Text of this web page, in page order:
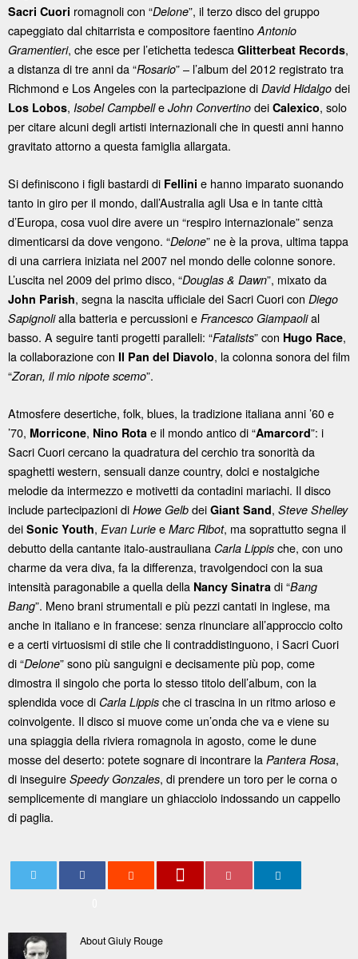
Sacri Cuori romagnoli con “Delone”, il terzo disco del gruppo
capeggiato dal chitarrista e compositore faentino Antonio
Gramentieri, che esce per l’etichetta tedesca Glitterbeat Records,
a distanza di tre anni da “Rosario” – l’album del 2012 registrato tra
Richmond e Los Angeles con la partecipazione di David Hidalgo dei
Los Lobos, Isobel Campbelle John Convertino dei Calexico, solo
per citare alcuni degli artisti internazionali che in questi anni hanno
gravitato attorno a questa famiglia allargata.
Si definiscono i figli bastardi di Fellini e hanno imparato suonando
tanto in giro per il mondo, dall’Australia agli Usa e in tante città
d’Europa, cosa vuol dire avere un “respiro internazionale” senza
dimenticarsi da dove vengono. “Delone” ne è la prova, ultima tappa
di una carriera iniziata nel 2007 nel mondo delle colonne sonore.
L’uscita nel 2009 del primo disco, “Douglas & Dawn”, mixato da
John Parish, segna la nascita ufficiale dei Sacri Cuori con Diego
Sapignolialla batteria e percussioni e Francesco Giampaolial
basso. A seguire tanti progetti paralleli: “Fatalists” con Hugo Race,
la collaborazione con Il Pan del Diavolo, la colonna sonora del film
“Zoran, il mio nipote scemo”.
Atmosfere desertiche, folk, blues, la tradizione italiana anni ’60 e
’70, Morricone, Nino Rota e il mondo antico di “Amarcord”: i
Sacri Cuori cercano la quadratura del cerchio tra sonorità da
spaghetti western, sensuali danze country, dolci e nostalgiche
melodie da intermezzo e motivetti da contadini mariachi. Il disco
include partecipazioni di Howe Gelb dei Giant Sand, Steve Shelley
dei Sonic Youth, Evan Lurie e Marc Ribot, ma soprattutto segna il
debutto della cantante italo-austrauliana Carla Lippis che, con uno
charme da vera diva, fa la differenza, travolgendoci con la sua
intensità paragonabile a quella della Nancy Sinatra di “Bang
Bang”. Meno brani strumentali e più pezzi cantati in inglese, ma
anche in italiano e in francese: senza rinunciare all’approccio colto
e a certi virtuosismi di stile che li contraddistinguono, i Sacri Cuori
di “Delone” sono più sanguigni e decisamente più pop, come
dimostra il singolo che porta lo stesso titolo dell’album, con la
splendida voce di Carla Lippis che ci trascina in un ritmo arioso e
coinvolgente. Il disco si muove come un’onda che va e viene su
una spiaggia della riviera romagnola in agosto, come le dune
mosse del deserto: potete sognare di incontrare la Pantera Rosa,
di inseguire Speedy Gonzales, di prendere un toro per le corna o
semplicemente di mangiare un ghiacciolo indossando un cappello
di paglia.
About Giuly Rouge